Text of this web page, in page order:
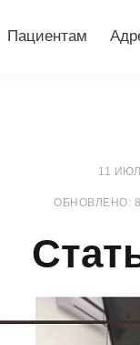
Пациентам
11
ОБНОВЛЕНО: